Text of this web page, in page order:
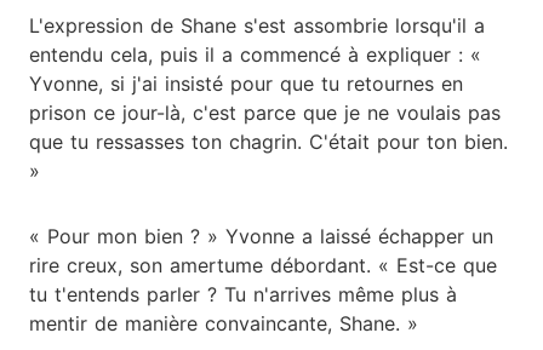
L'expression de Shane s'est assombrie lorsqu'il a
entendu cela, puis il a commencé à expliquer : «
Yvonne, si j'ai insisté pour que tu retournes en
prison ce jour-là, c'est parce que je ne voulais pas
que tu ressasses ton chagrin. C'était pour ton bien.
»
« Pour mon bien ? » Yvonne a laissé échapper un
rire creux, son amertume débordant. « Est-ce que
tu t'entends parler ? Tu n'arrives même plus à
mentir de manière convaincante, Shane. »